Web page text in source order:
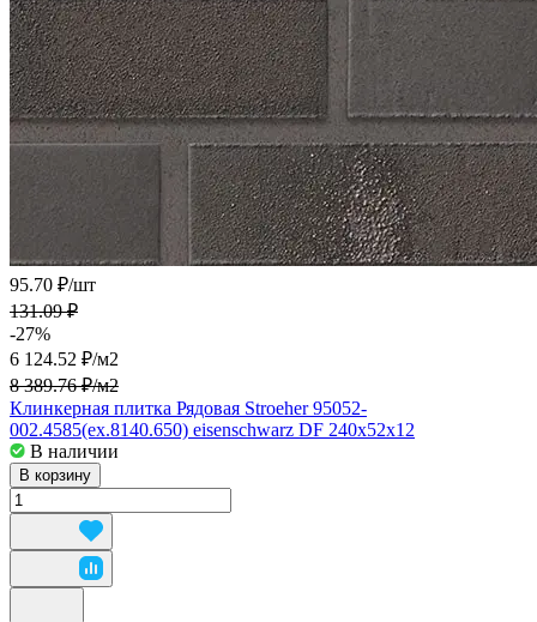
95.70 ₽/шт
131.09 ₽
-27%
6 124.52 ₽/м2
8 389.76 ₽/м2
Клинкерная плитка Рядовая Stroeher 95052-
002.4585(ex.8140.650) eisenschwarz DF 240x52x12
В наличии
В корзину